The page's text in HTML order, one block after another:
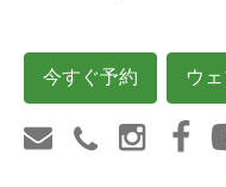
今すぐ予約 ウ